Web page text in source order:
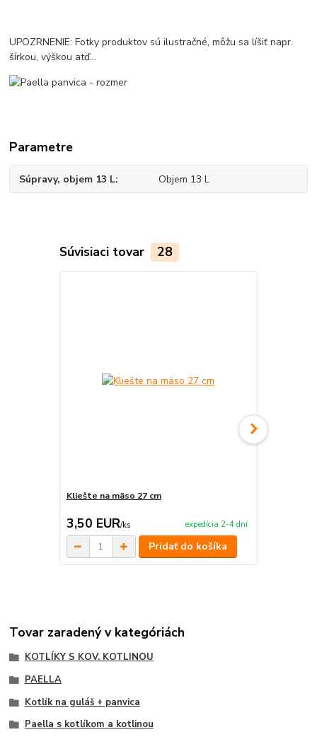
UPOZRNENIE: Fotky produktov sú ilustračné, môžu sa líšiť napr.
šírkou, výškou atď...
Parametre
Súpravy, objem 13 L Objem 13 L
Súvisiaci tovar 28
Kliešte na mäso 27 cm
3,50 EUR/ks expedícia 2-4 dní
Pridať do košíka
Tovar zaradený v kategóriách
KOTLÍKY S KOV. KOTLINOU
PAELLA
Kotlík na guláš + panvica
Paella s kotlíkom a kotlinou